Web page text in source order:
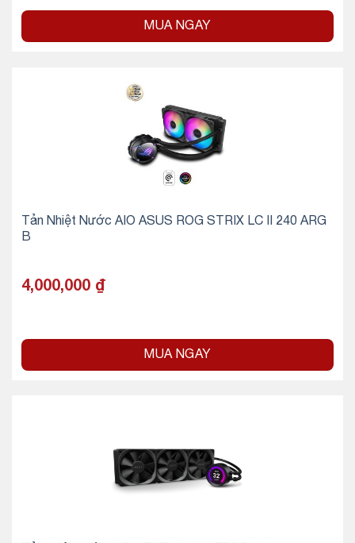
MUA NGAY
Tản Nhiệt Nước AIO ASUS ROG STRIX LC II 240 ARG
B
4,000,000 ₫
MUA NGAY